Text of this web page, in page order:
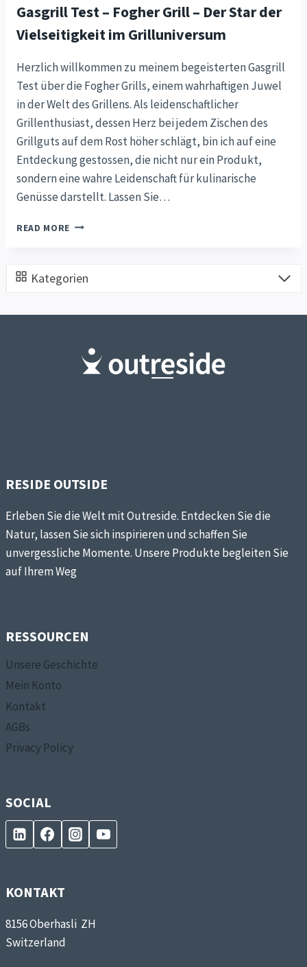
Gasgrill Test – Fogher Grill – Der Star der
Vielseitigkeit im Grilluniversum
Herzlich willkommen zu meinem begeisterten Gasgrill
Test über die Fogher Grills, einem wahrhaftigen Juwel
in der Welt des Grillens. Als leidenschaftlicher
Grillenthusiast, dessen Herz bei jedem Zischen des
Grillguts auf dem Rost höher schlägt, bin ich auf eine
Entdeckung gestossen, die nicht nur ein Produkt,
sondern eine wahre Leidenschaft für kulinarische
Genüsse darstellt. Lassen Sie…
READ MORE GASGRILL
GRILL
VIELSEITIGKEIT
Kategorien
RESIDE OUTSIDE
Erleben Sie die Welt mit Outreside. Entdecken Sie die
Natur, lassen Sie sich inspirieren und schaffen Sie
unvergessliche Momente. Unsere Produkte begleiten Sie
auf Ihrem Weg
RESSOURCEN
Unsere Geschichte
Mein Konto
Kontakt
AGBs
Privacy Policy
SOCIAL
KONTAKT
8156 Oberhasli ZH
Switzerland